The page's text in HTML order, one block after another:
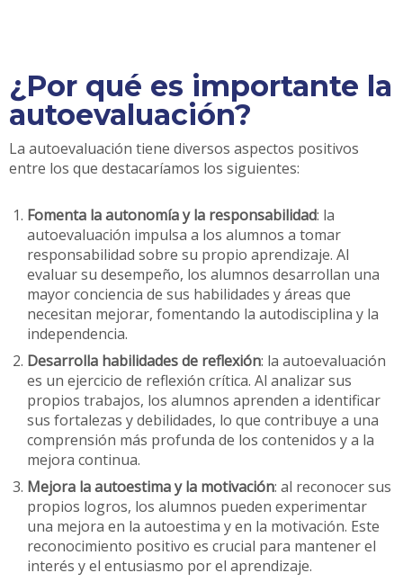
¿Por qué es importante la
autoevaluación?
La autoevaluación tiene diversos aspectos positivos
entre los que destacaríamos los siguientes:
Fomenta la autonomía y la responsabilidad: la
autoevaluación impulsa a los alumnos a tomar
responsabilidad sobre su propio aprendizaje. Al
evaluar su desempeño, los alumnos desarrollan una
mayor conciencia de sus habilidades y áreas que
necesitan mejorar, fomentando la autodisciplina y la
independencia.
Desarrolla habilidades de reflexión: la autoevaluación
es un ejercicio de reflexión crítica. Al analizar sus
propios trabajos, los alumnos aprenden a identificar
sus fortalezas y debilidades, lo que contribuye a una
comprensión más profunda de los contenidos y a la
mejora continua.
Mejora la autoestima y la motivación: al reconocer sus
propios logros, los alumnos pueden experimentar
una mejora en la autoestima y en la motivación. Este
reconocimiento positivo es crucial para mantener el
interés y el entusiasmo por el aprendizaje.